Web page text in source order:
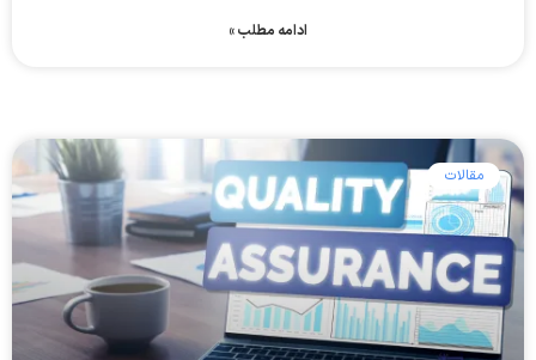
ادامه مطلب »
مقالات